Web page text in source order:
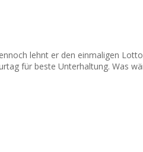
lehnt er den einmaligen
für beste Unterhaltung. Was